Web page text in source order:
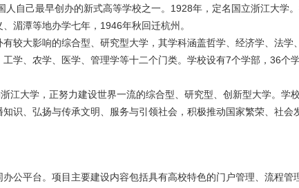
电
数
人自己最早创办的新式高等学校之一。1928年，定名国立浙江大学
湄潭等地办学七年，1946年秋回迁杭州。
较大影响的综合型、研究型大学，其学科涵盖哲学、经济学、法学
学、农学、医学、管理学等十二个门类。学校设有7个学部，36个
江大学，正努力建设世界一流的综合型、研究型、创新型大学。学
识、弘扬与传承文明、服务与引领社会，积极推动国家繁荣、社会
公平台。项目主要建设内容包括具有高校特色的门户管理、流程管